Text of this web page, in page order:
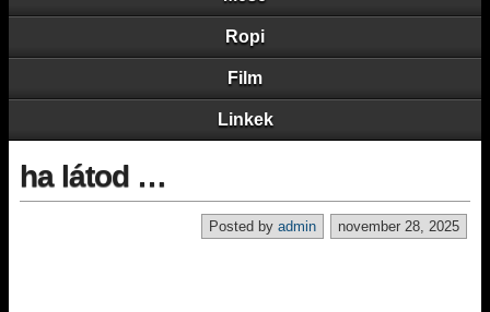
Ropi
Film
Linkek
ha látod …
november 28, 2025
Posted by admin